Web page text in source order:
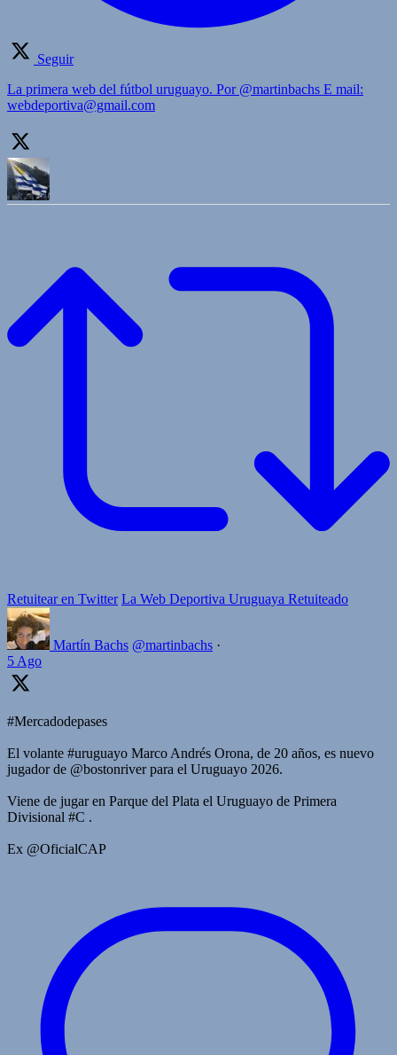
Seguir
La primera web del fútbol uruguayo. Por @martinbachs E mail:
webdeportiva@gmail.com
Retuitear en Twitter La Web Deportiva Uruguaya Retuiteado
Martín Bachs @martinbachs ·
5 Ago
#Mercadodepases
El volante #uruguayo Marco Andrés Orona, de 20 años, es nuevo
jugador de @bostonriver para el Uruguayo 2026.
Viene de jugar en Parque del Plata el Uruguayo de Primera
Divisional #C .
Ex @OficialCAP